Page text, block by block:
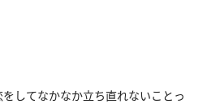
してなかなか立ち直れないことっ